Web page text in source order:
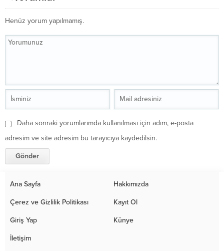
Henüz yorum yapılmamış.
Daha sonraki yorumlarımda kullanılması için adım, e-posta
adresim ve site adresim bu tarayıcıya kaydedilsin.
Ana Sayfa Hakkımızda
Çerez ve Gizlilik Politikası Kayıt Ol
Giriş Yap Künye
İletişim